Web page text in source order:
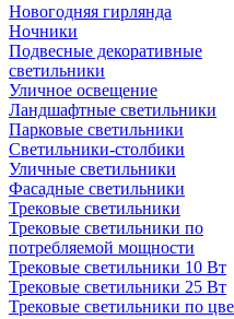
Новогодняя гирлянда
Ночники
Подвесные декоративные
светильники
Уличное освещение
Ландшафтные светильники
Парковые светильники
Светильники-столбики
Уличные светильники
Фасадные светильники
Трековые светильники
Трековые светильники по
потребляемой мощности
Трековые светильники 10 Вт
Трековые светильники 25 Вт
Трековые светильники по